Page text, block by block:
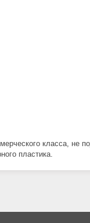
класса, не
пластика.